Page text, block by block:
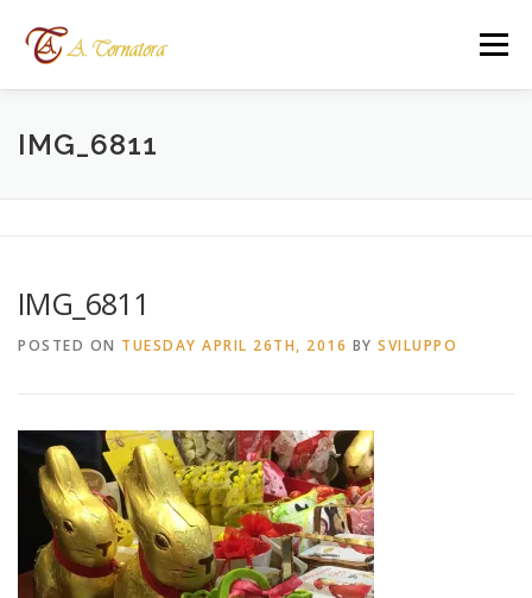
content
Menu
HOME SERVIZI
CONTACTS
IMG_6811
IMG_6811
POSTED ON TUESDAY APRIL 26TH, 2016 BY SVILUPPO